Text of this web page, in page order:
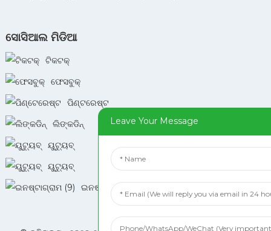
ସୋସିଆଲ ମିଡିଆ
ଟିକଟକ୍
ଫେସବୁକ୍
ପିଣ୍ଟରେଷ୍ଟ
ଲିଙ୍କଡିନ୍
ୟୁଟ୍ୟୁବ୍
ୟୁଟ୍ୟୁବ୍
ଇନଷ୍ଟାଗ୍ରାମ୍
Leave Your Message